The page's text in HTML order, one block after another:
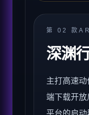
第 02 款
深渊
主打高速
端下载开
平台的启